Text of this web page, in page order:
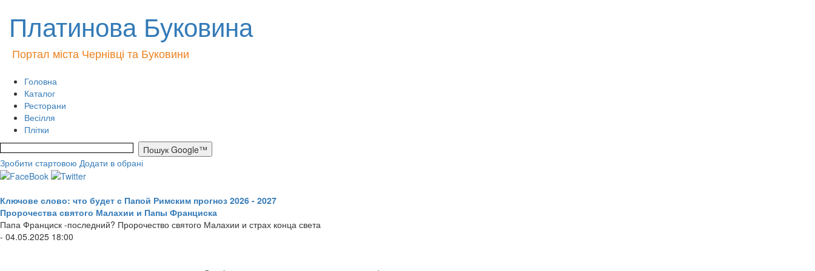
Платинова Буковина
Портал міста Чернівці та Буковини
Головна
Каталог
Ресторани
Весілля
Плітки
Зробити стартовою Додати в обрані
Ключове слово: что будет с Папой Римским прогноз 2026 - 2027
Пророчества святого Малахии и Папы Франциска
Папа Франциск -последний? Пророчество святого Малахии и страх конца света
- 04.05.2025 18:00